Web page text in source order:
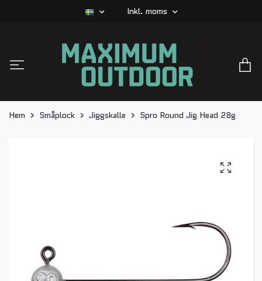
Inkl. moms
Hem Småplock Jiggskalle Spro Round Jig Head 28g